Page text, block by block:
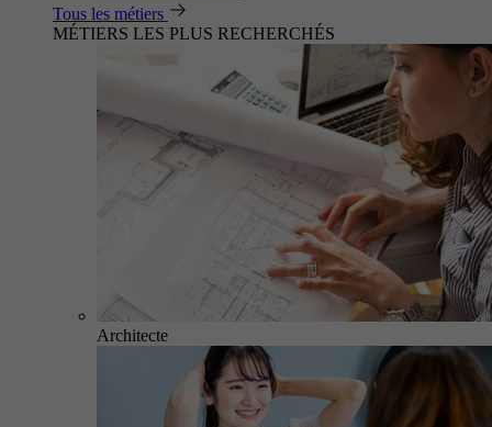
Tous les métiers
MÉTIERS LES PLUS RECHERCHÉS
Architecte